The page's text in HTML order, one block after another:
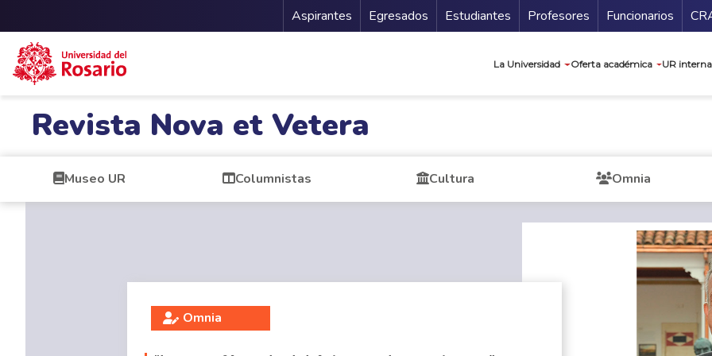
Menu Secundario
Aspirantes Egresados Estudiantes Profesores Funcionarios
La Universidad Oferta académica UR
Revista Nova et Vetera
Museo UR Columnistas Cultura Omnia
Omnia